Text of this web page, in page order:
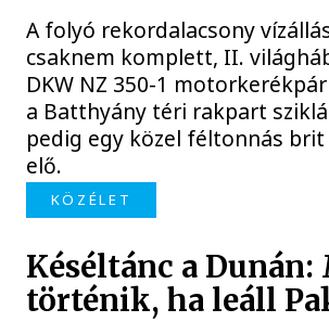
A folyó rekordalacsony
csaknem komplett, II.
DKW NZ 350-1
a Batthyány téri rakpart
pedig egy közel féltonnás
elő.
KÖZÉLET
Késéltánc a Dunán:
történik, ha leáll